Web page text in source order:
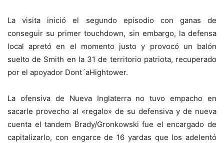
La visita inició el segundo episodio con ganas de
conseguir su primer touchdown, sin embargo, la defensa
local apretó en el momento justo y provocó un balón
suelto de Smith en la 31 de territorio patriota, recuperado
por el apoyador Dont´aHightower.
La ofensiva de Nueva Inglaterra no tuvo empacho en
sacarle provecho al «regalo» de su defensiva y de nueva
cuenta el tandem Brady/Gronkowski fue el encargado de
capitalizarlo, con engarce de 16 yardas que los adelentó